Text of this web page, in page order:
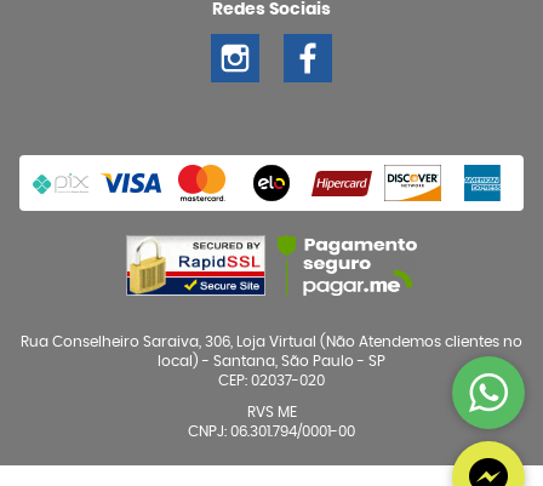
Redes Sociais
Rua Conselheiro Saraiva, 306, Loja Virtual (Não Atendemos clientes no
local) - Santana, São Paulo - SP
CEP: 02037-020
RVS ME
CNPJ: 06.301.794/0001-00